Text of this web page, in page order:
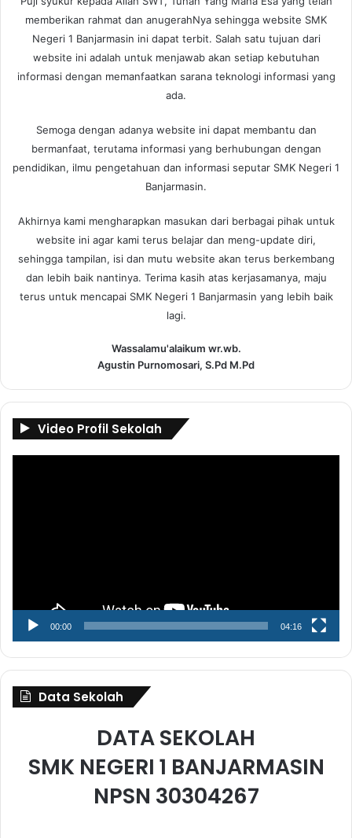
memberikan rahmat dan anugerahNya sehingga website SMK
Negeri 1 Banjarmasin ini dapat terbit. Salah satu tujuan dari
website ini adalah untuk menjawab akan setiap kebutuhan
informasi dengan memanfaatkan sarana teknologi informasi yang
ada.
Semoga dengan adanya website ini dapat membantu dan
bermanfaat, terutama informasi yang berhubungan dengan
pendidikan, ilmu pengetahuan dan informasi seputar SMK Negeri 1
Banjarmasin.
Akhirnya kami mengharapkan masukan dari berbagai pihak untuk
website ini agar kami terus belajar dan meng-update diri,
sehingga tampilan, isi dan mutu website akan terus berkembang
dan lebih baik nantinya. Terima kasih atas kerjasamanya, maju
terus untuk mencapai SMK Negeri 1 Banjarmasin yang lebih baik
lagi.
Wassalamu'alaikum wr.wb.
Agustin Purnomosari, S.Pd M.Pd
Video Profil Sekolah
00:00 04:16
Data Sekolah
DATA SEKOLAH
SMK NEGERI 1 BANJARMASIN
NPSN 30304267